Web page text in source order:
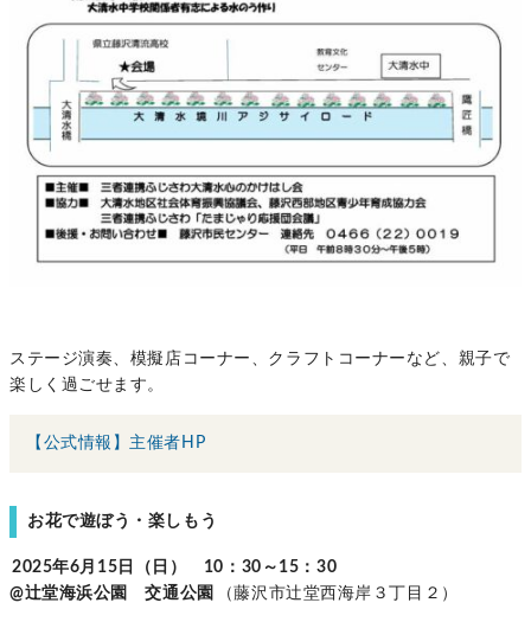
ステージ演奏、模擬店コーナー、クラフトコーナーなど、親子で
楽しく過ごせます。
【公式情報】主催者HP
お花で遊ぼう・楽しもう
2025年6月15日（日） 10：30～15：30
@辻堂海浜公園 交通公園
（藤沢市辻堂西海岸３丁目２）